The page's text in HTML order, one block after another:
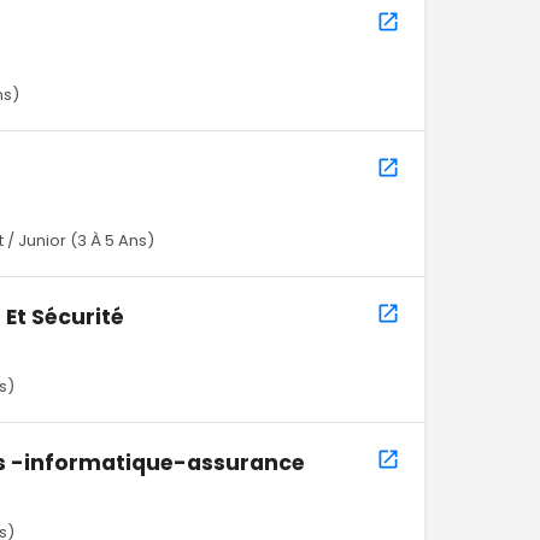
/ Junior (3 À 5 Ans)
Sécurité
-informatique-assurance